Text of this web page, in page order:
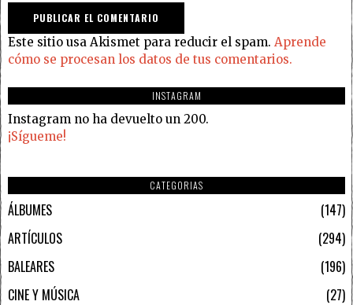
Este sitio usa Akismet para reducir el spam. Aprende
cómo se procesan los datos de tus comentarios.
INSTAGRAM
Instagram no ha devuelto un 200.
¡Sígueme!
CATEGORIAS
ÁLBUMES
147
ARTÍCULOS
294
BALEARES
196
CINE Y MÚSICA
27